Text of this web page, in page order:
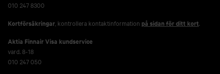
010 247 8300
Kortförsäkringar , kontrollera kontaktinformation på sidan för ditt kort.
Aktia Finnair Visa kundservice
vard. 8-18
010 247 050